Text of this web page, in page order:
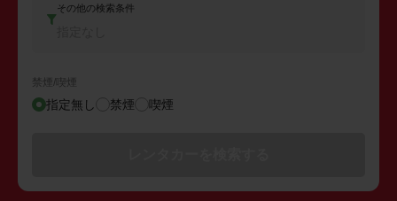
その他の検索条件
禁煙/喫煙
指定無し 禁煙 喫煙